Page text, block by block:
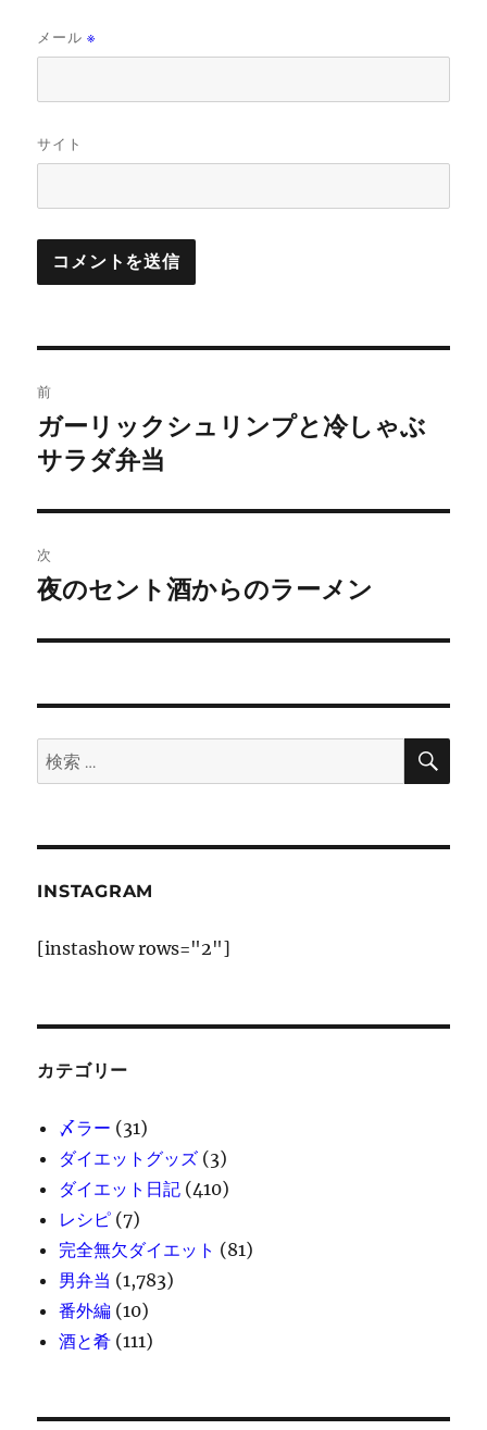
メール※
サイト
稿
ナ
ビ
ゲ
ー
シ
ン
前
前
の
稿:
ガーリックシュリンプと冷しゃぶ
サラダ弁当
次
次
投
夜のセント酒からのラーメン
検
索:
検
INSTAGRAM
[instashow rows="2"]
カテゴリー
〆ラー (31)
ダイエットグッズ (3)
ダイエット日記 (410)
レシピ (7)
完全無欠ダイエット (81)
男弁当 (1,783)
番外編 (10)
酒と肴 (111)